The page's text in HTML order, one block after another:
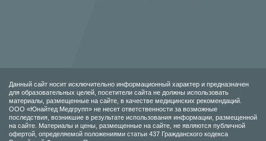
Данный сайт носит исключительно информационный характер и предназначен
для образовательных целей, посетители сайта не должны использовать
материалы, размещенные на сайте, в качестве медицинских рекомендаций.
ООО «Юнайтед Медгрупп» не несет ответственности за возможные
последствия, возникшие в результате использования информации, размещенной
на сайте. Материалы и цены, размещенные на сайте, не являются публичной
офертой, определяемой положениями статьи 437 Гражданского кодекса